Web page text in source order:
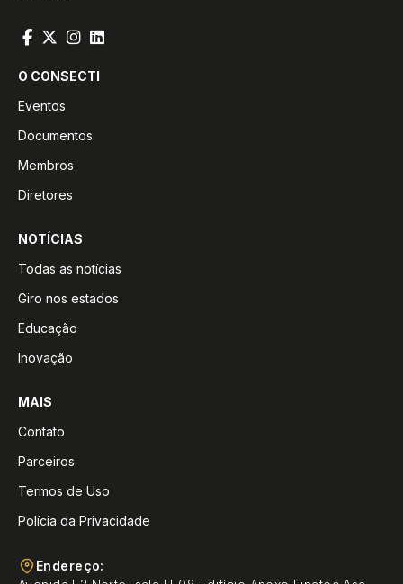
O CONSECTI
Eventos
Documentos
Membros
Diretores
NOTÍCIAS
Todas as notícias
Giro nos estados
Educação
Inovação
MAIS
Contato
Parceiros
Termos de Uso
Polícia da Privacidade
Endereço: